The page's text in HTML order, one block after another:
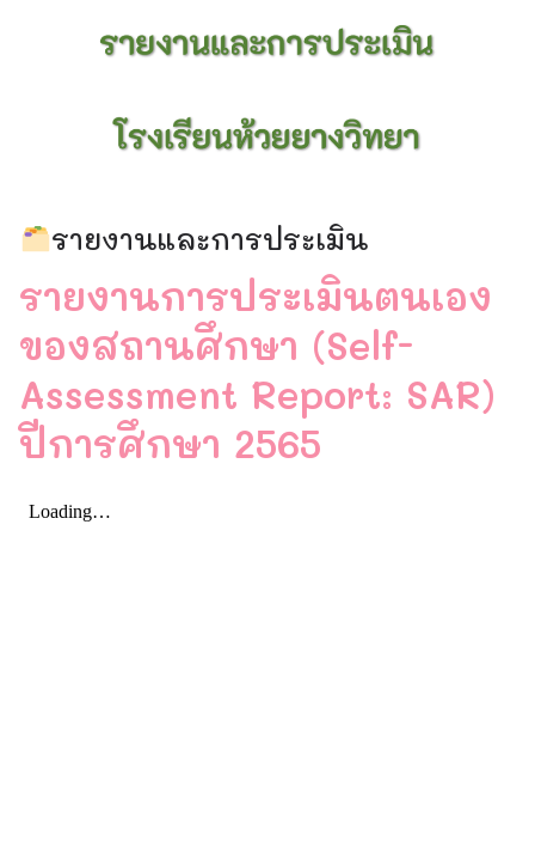
รายงานและการประเมิน
รายงานการประเมินตนเอง
ของสถานศึกษา (Self-
Assessment Report: SAR)
ปีการศึกษา 2565